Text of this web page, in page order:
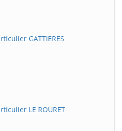
GATTIERES
LE ROURET